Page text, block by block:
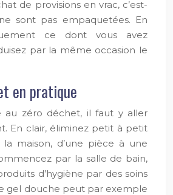
de provisions en vrac, c’est-
sont pas empaquetées. En
ce dont vous avez
par la même occasion le
en pratique
au zéro déchet, il faut y aller
En clair, éliminez petit à petit
maison, d’une pièce à une
par la salle de bain,
d’hygiène par des soins
gel douche peut par exemple